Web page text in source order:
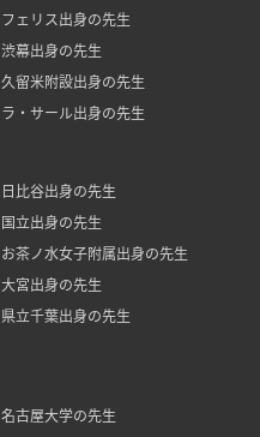
フェリス出身の先生
渋幕出身の先生
久留米附設出身の先生
ラ・サール出身の先生
日比谷出身の先生
国立出身の先生
お茶ノ水女子附属出身の先生
大宮出身の先生
県立千葉出身の先生
名古屋大学の先生